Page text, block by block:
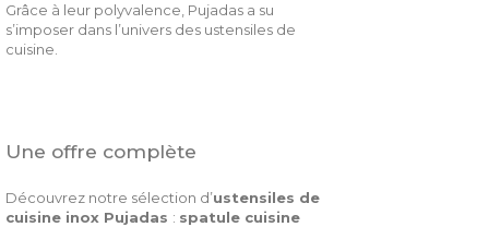
Grâce à leur polyvalence, Pujadas a su
s’imposer dans l’univers des ustensiles de
cuisine.
Une offre complète
Découvrez notre sélection d’ustensiles de
cuisine inox Pujadas : spatule cuisine